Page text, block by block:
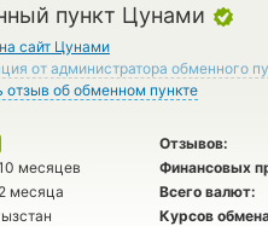
пункт Цунами
сайт Цунами
от администратора обменного
отзыв об обменном пункте
Отзывов:
месяцев Финансовых
месяца Всего валют:
Курсов